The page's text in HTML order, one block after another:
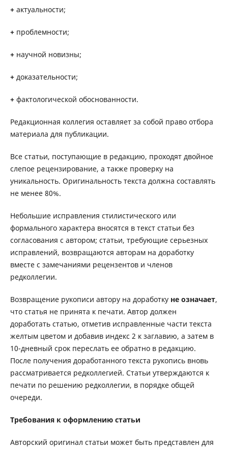
+ актуальности;
+ проблемности;
+ научной новизны;
+ доказательности;
+ фактологической обоснованности.
Редакционная коллегия оставляет за собой право отбора
материала для публикации.
Все статьи, поступающие в редакцию, проходят двойное
слепое рецензирование, а также проверку на
уникальность. Оригинальность текста должна составлять
не менее 80%.
Небольшие исправления стилистического или
формального характера вносятся в текст статьи без
согласования с автором; статьи, требующие серьезных
исправлений, возвращаются авторам на доработку
вместе с замечаниями рецензентов и членов
редколлегии.
Возвращение рукописи автору на доработку не означает,
что статья не принята к печати. Автор должен
доработать статью, отметив исправленные части текста
желтым цветом и добавив индекс 2 к заглавию, а затем в
10-дневный срок переслать ее обратно в редакцию.
После получения доработанного текста рукопись вновь
рассматривается редколлегией. Статьи утверждаются к
печати по решению редколлегии, в порядке общей
очереди.
Требования к оформлению статьи
Авторский оригинал статьи может быть представлен для